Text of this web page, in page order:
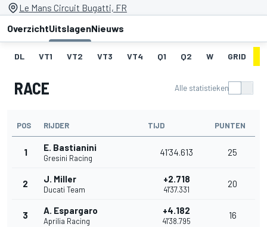
Le Mans Circuit Bugatti, FR
OverzichtUitslagenNieuws
DL VT1 VT2 VT3 VT4 Q1 Q2 W GRID
RACE Alle statistieken
POS RIJDER TIJD PUNTEN
1 E. Bastianini
Gresini Racing
41'34.613 25
2 J. Miller
Ducati Team
+2.718
41'37.331
20
3 A. Espargaro
Aprilia Racing
+4.182
41'38.795
16